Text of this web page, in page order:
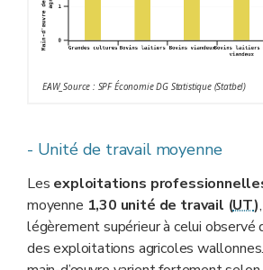
EAW_Source : SPF Économie DG Statistique (Statbel)
- Unité de travail moyenne
Les exploitations
moyenne 1,30 unité de travail (UT)
légèrement supérieur à celui observé
des exploitations agricoles